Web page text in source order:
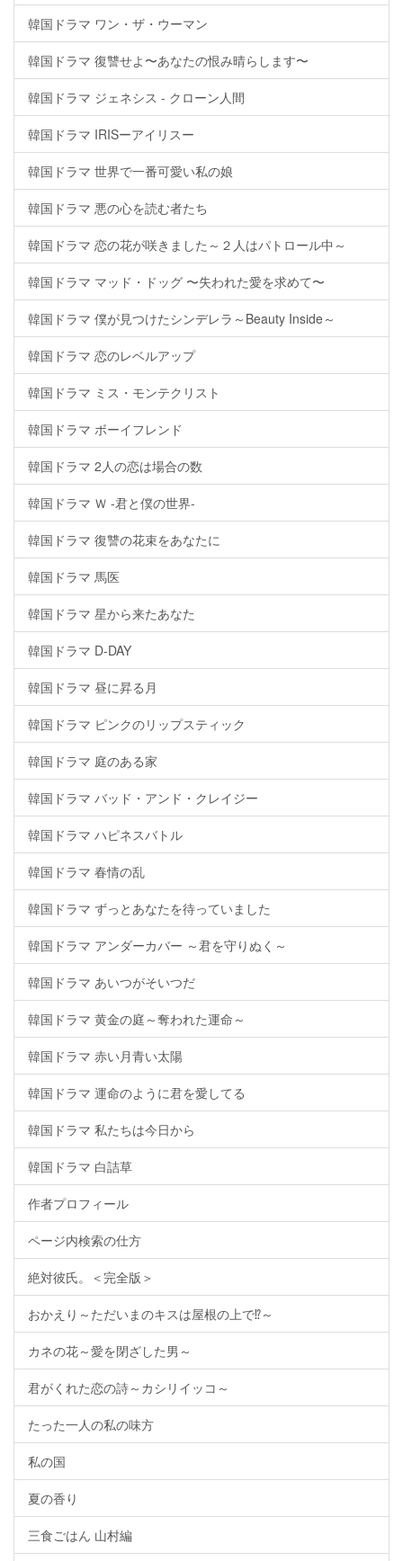
韓国ドラマ ワン・ザ・ウーマン
韓国ドラマ 復讐せよ〜あなたの恨み晴らします〜
韓国ドラマ ジェネシス - クローン人間
韓国ドラマ IRISーアイリスー
韓国ドラマ 世界で一番可愛い私の娘
韓国ドラマ 悪の心を読む者たち
韓国ドラマ 恋の花が咲きました～２人はパトロール中～
韓国ドラマ マッド・ドッグ 〜失われた愛を求めて〜
韓国ドラマ 僕が見つけたシンデレラ～Beauty Inside～
韓国ドラマ 恋のレベルアップ
韓国ドラマ ミス・モンテクリスト
韓国ドラマ ボーイフレンド
韓国ドラマ 2人の恋は場合の数
韓国ドラマ Ｗ -君と僕の世界-
韓国ドラマ 復讐の花束をあなたに
韓国ドラマ 馬医
韓国ドラマ 星から来たあなた
韓国ドラマ D-DAY
韓国ドラマ 昼に昇る月
韓国ドラマ ピンクのリップスティック
韓国ドラマ 庭のある家
韓国ドラマ バッド・アンド・クレイジー
韓国ドラマ ハピネスバトル
韓国ドラマ 春情の乱
韓国ドラマ ずっとあなたを待っていました
韓国ドラマ アンダーカバー ～君を守りぬく～
韓国ドラマ あいつがそいつだ
韓国ドラマ 黄金の庭～奪われた運命～
韓国ドラマ 赤い月青い太陽
韓国ドラマ 運命のように君を愛してる
韓国ドラマ 私たちは今日から
韓国ドラマ 白詰草
作者プロフィール
ページ内検索の仕方
絶対彼氏。＜完全版＞
おかえり～ただいまのキスは屋根の上で⁉～
カネの花～愛を閉ざした男～
君がくれた恋の詩～カシリイッコ～
たった一人の私の味方
私の国
夏の香り
三食ごはん 山村編